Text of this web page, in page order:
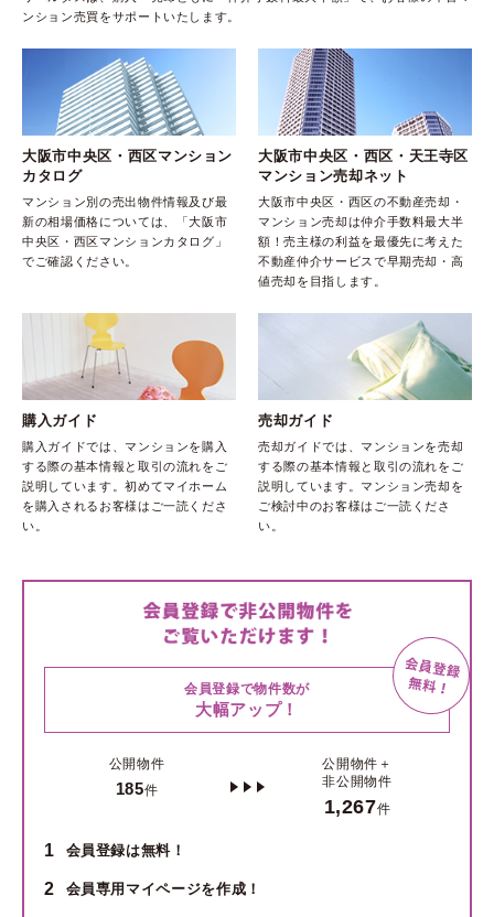
ンション売買をサポートいたします。
大阪市中央区・西区マンション
カタログ
マンション別の売出物件情報及び最
新の相場価格については、「大阪市
中央区・西区マンションカタログ」
でご確認ください。
大阪市中央区・西区・天王寺区
マンション売却ネット
大阪市中央区・西区の不動産売却・
マンション売却は仲介手数料最大半
額！売主様の利益を最優先に考えた
不動産仲介サービスで早期売却・高
値売却を目指します。
購入ガイド
購入ガイドでは、マンションを購入
する際の基本情報と取引の流れをご
説明しています。初めてマイホーム
を購入されるお客様はご一読くださ
い。
売却ガイド
売却ガイドでは、マンションを売却
する際の基本情報と取引の流れをご
説明しています。マンション売却を
ご検討中のお客様はご一読くださ
い。
会員登録で物件数が
大幅アップ！
公開物件
185件
公開物件＋
非公開物件
1,267件
1 会員登録は無料！
2 会員専用マイページを作成！